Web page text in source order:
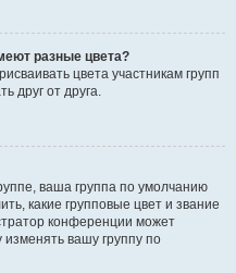
разные цвета?
цвета участникам групп
друг от друга.
ваша группа по умолчанию
какие групповые цвет и звание
конференции может
вашу группу по